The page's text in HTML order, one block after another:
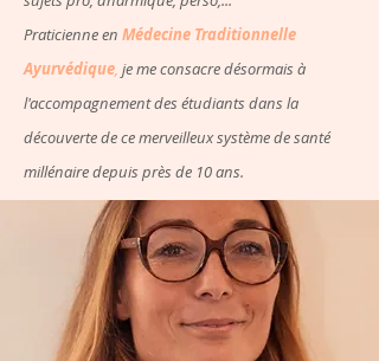
Praticienne en Médecine Traditionnelle
Ayurvédique, je me consacre désormais à
l'accompagnement des étudiants dans la
découverte de ce merveilleux système de santé
millénaire depuis près de 10 ans.